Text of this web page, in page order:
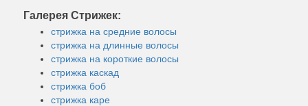
Галерея Стрижек:
стрижка на средние волосы
стрижка на длинные волосы
стрижка на короткие волосы
стрижка каскад
стрижка боб
стрижка каре